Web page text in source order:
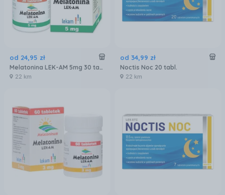
od 24,95 zł
Melatonina LEK-AM 5mg 30 tabl.
22 km
od 34,99 zł
Noctis Noc 20 tabl.
22 km